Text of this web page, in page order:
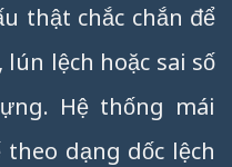
thật chắc chắn để
lệch hoặc sai số
Hệ thống mái
dạng dốc lệch